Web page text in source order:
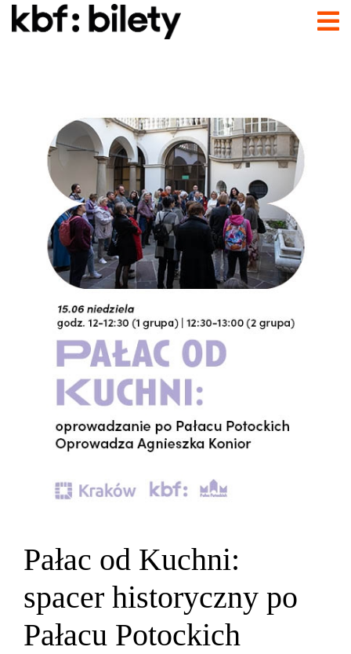
Pałac od Kuchni:
spacer historyczny po
Pałacu Potockich